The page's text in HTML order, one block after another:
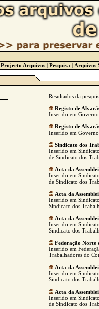
Projecto Arquivos | Pesquisa | Arquivos
Resultados da
Registo de
Inserido em
Registo de
Inserido em
Sindicato dos
Inserido em
de Sindicato dos
Acta da
Inserido em
de Sindicato dos
Acta da
Inserido em
Sindicato dos
Acta da
Inserido em
Sindicato dos
Federação Norte
Inserido em
Trabalhadores do
Acta da
Inserido em
Sindicato dos
Acta da
Inserido em
de Sindicato dos